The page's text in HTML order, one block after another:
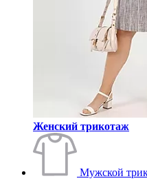
Женский трикотаж
Мужской